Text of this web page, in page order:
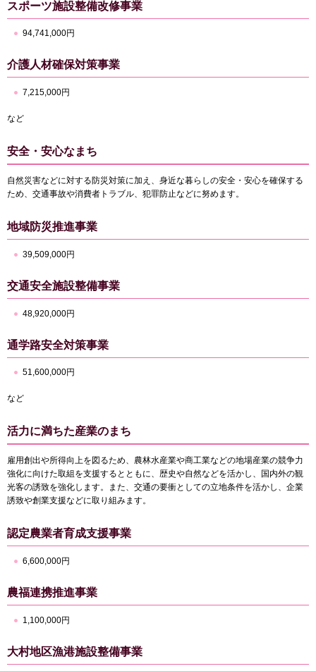
スポーツ施設整備改修事業
94,741,000円
介護人材確保対策事業
7,215,000円
など
安全・安心なまち
自然災害などに対する防災対策に加え、身近な暮らしの安全・安心を確保する
ため、交通事故や消費者トラブル、犯罪防止などに努めます。
地域防災推進事業
39,509,000円
交通安全施設整備事業
48,920,000円
通学路安全対策事業
51,600,000円
など
活力に満ちた産業のまち
雇用創出や所得向上を図るため、農林水産業や商工業などの地場産業の競争力
強化に向けた取組を支援するとともに、歴史や自然などを活かし、国内外の観
光客の誘致を強化します。また、交通の要衝としての立地条件を活かし、企業
誘致や創業支援などに取り組みます。
認定農業者育成支援事業
6,600,000円
農福連携推進事業
1,100,000円
大村地区漁港施設整備事業